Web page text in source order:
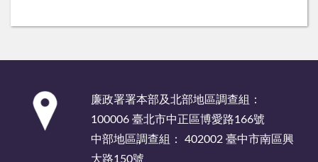
廉政署署本部及北部地區調查組：
100006 臺北市中正區博愛路166號
中部地區調查組： 402002 臺中市南區興
大路150號